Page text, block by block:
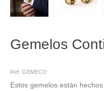
Gemelos
Ref. GEMECO
Estos gemelos están